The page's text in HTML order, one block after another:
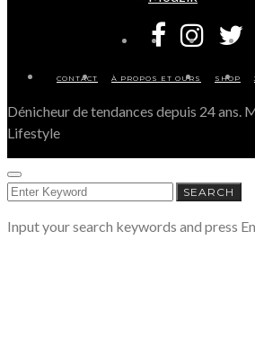
CONTACT À PROPOS ET OURS SHOP
Dénicheur de tendances depuis 24 ans.
Lifestyle
SEARCH
FOR:
SEARCH
Input your search keywords and press